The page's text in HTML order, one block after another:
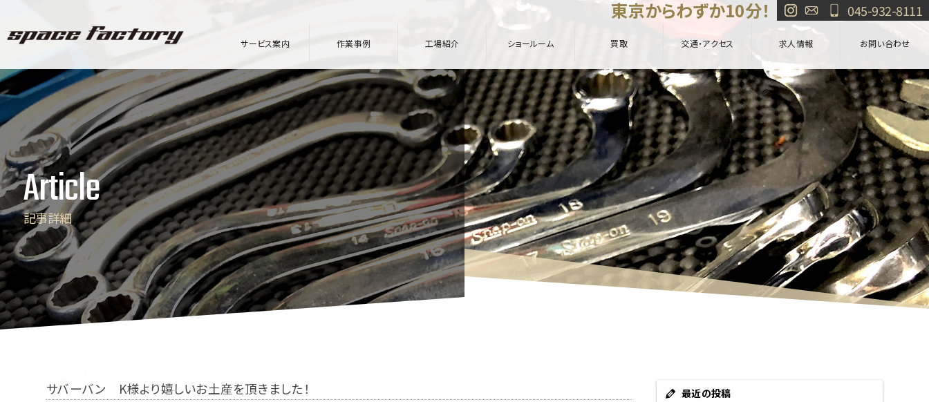
045-932-8111
東京からわずか10分！
サービス案内 作業事例 工場紹介 ショールーム 買取 交通・アクセス 求人情報 お問い合わせ
Article
記事詳細
サバーバン K様より嬉しいお土産を頂きました！
最近の投稿